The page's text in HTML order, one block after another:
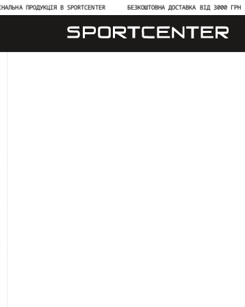
В SPORTCENTER БЕЗКОШТОВНА ДОСТАВКА ВІД 3000 ГРН